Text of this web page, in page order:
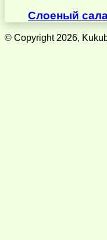
Слоеный
© Copyright 2026,